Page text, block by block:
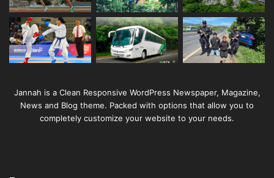
Jannah is a Clean Responsive WordPress Newspaper, Magazine,
News and Blog theme. Packed with options that allow you to
completely customize your website to your needs.